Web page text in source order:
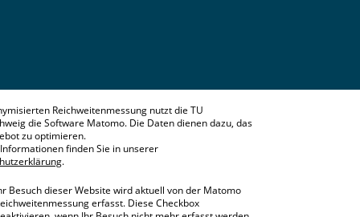
Reichweitenmessung nutzt die TU
die Software Matomo. Die Daten dienen dazu, das
zu optimieren.
finden Sie in unserer
.
Besuch dieser Website wird aktuell von der Matomo
erfasst. Diese Checkbox